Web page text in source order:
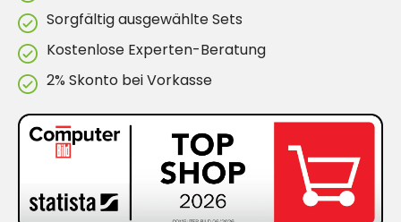
Sorgfältig ausgewählte Sets
Kostenlose Experten-Beratung
2% Skonto bei Vorkasse